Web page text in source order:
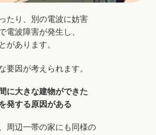
たり、別の電波に妨害
電波障害が発生し、
があります。
要因が考えられます。
に大きな建物ができた
発する原因がある
周辺一帯の家にも同様の